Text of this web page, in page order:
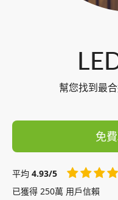
幫您找到最
免
平均 4.93/5
已獲得 250萬 用戶信賴